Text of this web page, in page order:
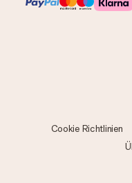
Cookie Richtlinien